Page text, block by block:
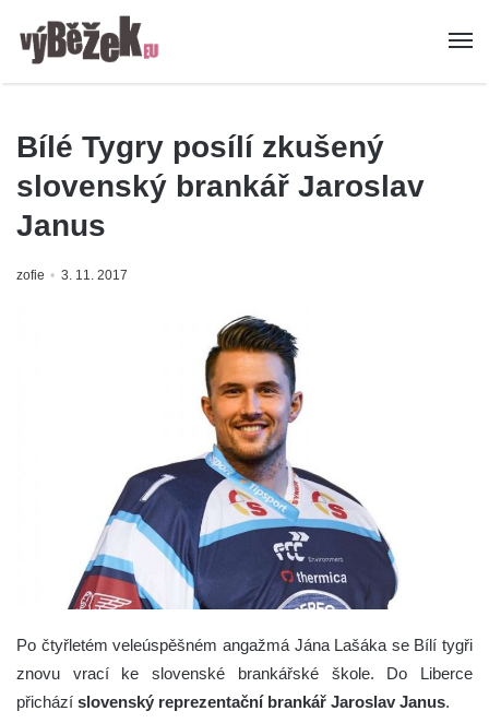
Bílé Tygry posílí zkušený
slovenský brankář Jaroslav
Janus
zofie 3. 11. 2017
Po čtyřletém veleúspěšném angažmá Jána Lašáka se Bílí tygři
znovu vrací ke slovenské brankářské škole. Do Liberce
přichází slovenský reprezentační brankář Jaroslav Janus.